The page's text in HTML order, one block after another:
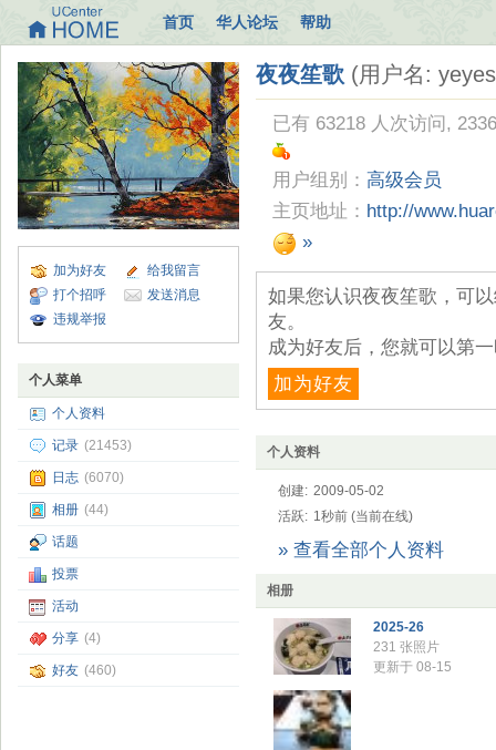
首页 华人论坛 帮助
加为好友
给我留言
打个招呼
发送消息
违规举报
个人菜单
个人资料
记录 (21453)
日志 (6070)
相册 (44)
话题
投票
活动
分享 (4)
好友 (460)
夜夜笙歌 (用户名:
已有 63218 人次访问,
用户组别： 高级会员
主页地址： http://
»
如果您认识夜夜笙歌，可
友。
成为好友后，您就可以第
加为好友
个人资料
创建: 2009-05-02
活跃: 1秒前 (当前在线)
» 查看全部个人资料
相册
2025-26
231 张照片
更新于 08-15